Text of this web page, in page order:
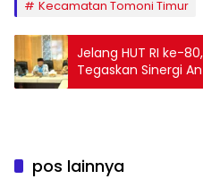
Kecamatan Tomoni Timur
Jelang HUT RI ke-
Tegaskan Sinergi
pos lainnya